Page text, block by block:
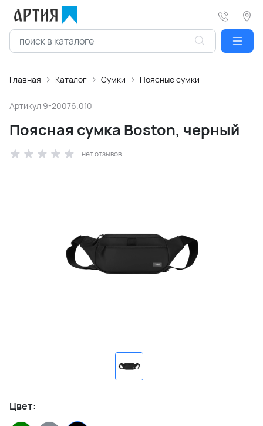
Главная Каталог Сумки Поясные сумки
Артикул 9-20076.010
Поясная сумка Boston, черный
нет отзывов
Цвет: